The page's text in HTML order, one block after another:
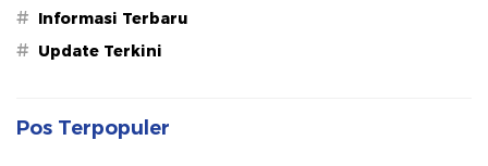
# Informasi Terbaru
# Update Terkini
Pos Terpopuler